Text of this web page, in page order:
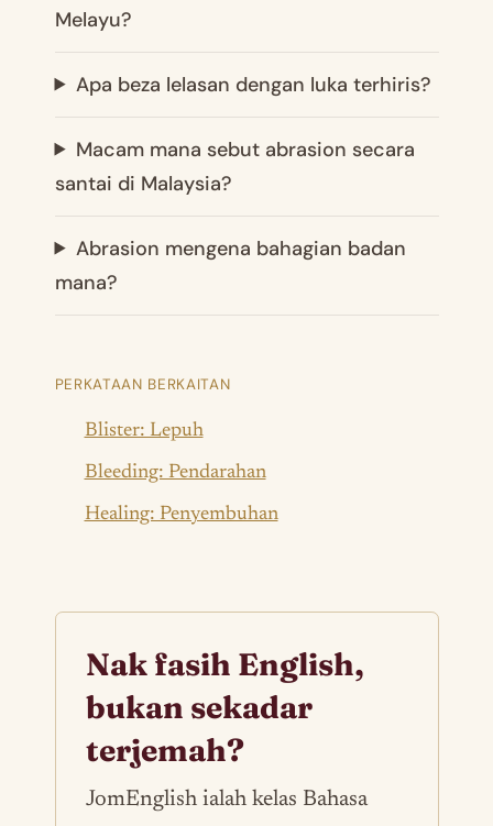
Melayu?
Apa beza lelasan dengan luka terhiris?
Macam mana sebut abrasion secara
santai di Malaysia?
Abrasion mengena bahagian badan
mana?
PERKATAAN BERKAITAN
Blister: Lepuh
Bleeding: Pendarahan
Healing: Penyembuhan
Nak fasih English,
bukan sekadar
terjemah?
JomEnglish ialah kelas Bahasa